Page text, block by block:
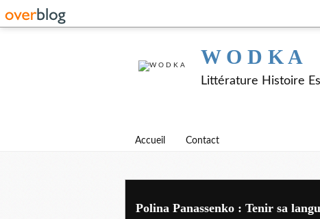
W O D K A
Littérature Histoire
Accueil Contact
Polina Panassenko : Tenir sa